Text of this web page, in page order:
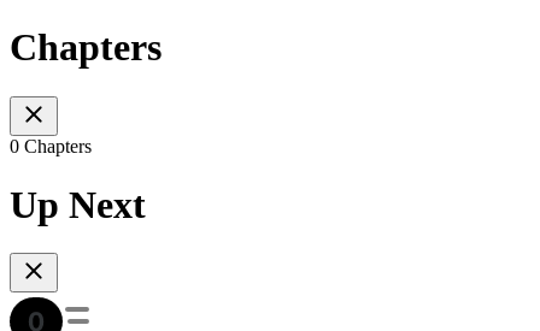
Chapters
0 Chapters
Up Next